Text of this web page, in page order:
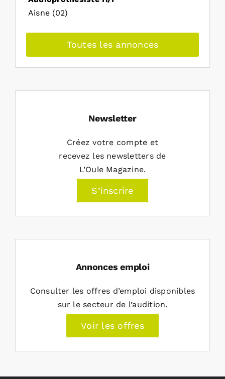
Aisne (02)
Toutes les annonces
Newsletter
Créez votre compte et
recevez les newsletters de
L’Ouïe Magazine.
S’inscrire
Annonces emploi
Consulter les offres d’emploi disponibles
sur le secteur de l’audition.
Voir les offres